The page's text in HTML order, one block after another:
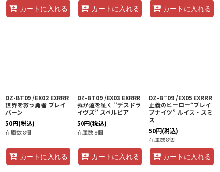
カートに入れる カートに入れる カートに入れる
DZ-BT09 /EX02 EXRRR
世界を救う勇者 ブレイ
バーン
50円(税込)
在庫数 8個
カートに入れる
DZ-BT09 /EX03 EXRRR
我が道を征く ”デスドラ
イヴズ” スペルビア
50円(税込)
在庫数 8個
カートに入れる
DZ-BT09 /EX05 EXRRR
正義のヒーロー“ブレイ
ブナイツ” ルイス・スミ
ス
50円(税込)
在庫数 8個
カートに入れる